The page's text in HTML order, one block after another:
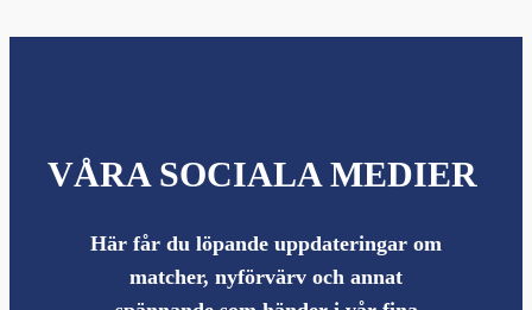
VÅRA SOCIALA MEDIER
Här får du löpande uppdateringar om
matcher, nyförvärv och annat